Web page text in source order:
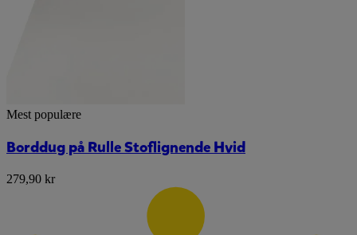
Mest populære
Borddug på Rulle Stoflignende Hvid
279,90 kr